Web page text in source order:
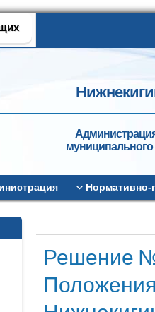
муниципального
Решение